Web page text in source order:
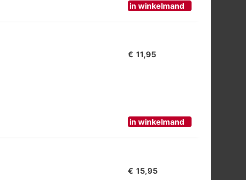
in winkelmand
€ 11,95
in winkelmand
€ 15,95